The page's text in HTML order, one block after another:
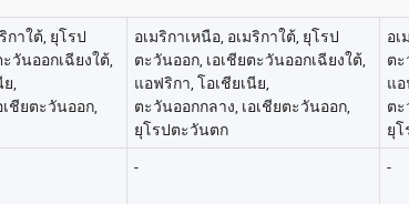
กาใต้, ยุโรป
วันออกเฉียงใต้,
ย,
ชียตะวันออก,
อเมริกาเหนือ, อเมริกาใต้, ยุโรป
ตะวันออก, เอเชียตะวันออกเฉียงใต้,
แอฟริกา, โอเชียเนีย,
ตะวันออกกลาง, เอเชียตะวันออก,
ยุโรปตะวันตก
อเ
ตะ
แอ
ต
ยุ
- -